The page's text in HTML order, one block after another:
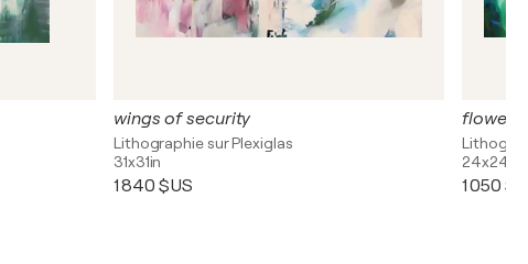
wings of security
Lithographie sur Plexiglas
31x31in
1 840 $US
flower
24x24in
1 050